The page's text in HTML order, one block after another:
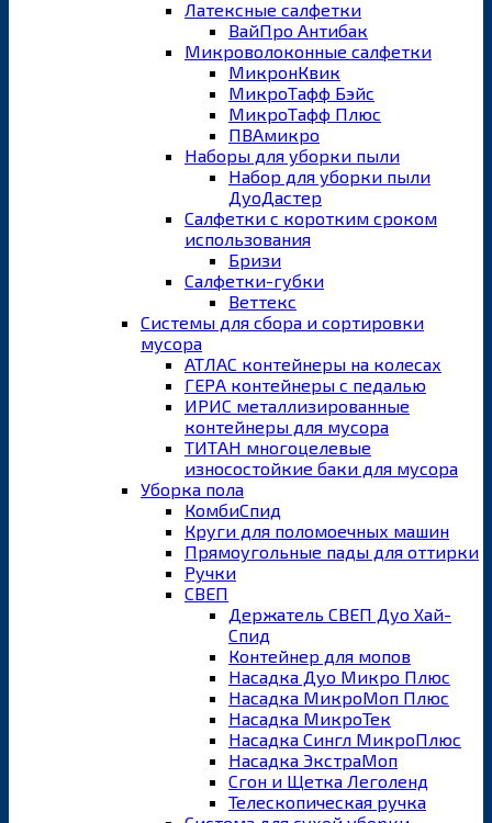
Латексные салфетки
ВайПро Антибак
Микроволоконные салфетки
МикронКвик
МикроТафф Бэйс
МикроТафф Плюс
ПВАмикро
Наборы для уборки пыли
Набор для уборки пыли
ДуоДастер
Салфетки с коротким сроком
использования
Бризи
Салфетки-губки
Веттекс
Системы для сбора и сортировки
мусора
АТЛАС контейнеры на колесах
ГЕРА контейнеры с педалью
ИРИС металлизированные
контейнеры для мусора
ТИТАН многоцелевые
износостойкие баки для мусора
Уборка пола
КомбиСпид
Круги для поломоечных машин
Прямоугольные пады для оттирки
Ручки
СВЕП
Держатель СВЕП Дуо Хай-
Спид
Контейнер для мопов
Насадка Дуо Микро Плюс
Насадка МикроМоп Плюс
Насадка МикроТек
Насадка Сингл МикроПлюс
Насадка ЭкстраМоп
Сгон и Щетка Леголенд
Телескопическая ручка